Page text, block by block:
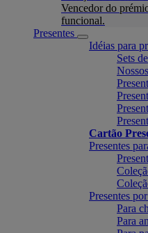
Vencedor do
funcional.
Presentes
Idéias para
Sets
Cartão
Presentes
Presentes
Para
Para